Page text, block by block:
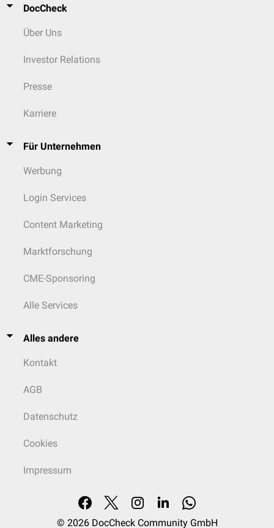
DocCheck
Über Uns
Investor Relations
Presse
Karriere
Für Unternehmen
Werbung
Login Services
Content Marketing
Marktforschung
CME-Sponsoring
Alle Services
Alles andere
Kontakt
AGB
Datenschutz
Cookies
Impressum
© 2026 DocCheck Community GmbH